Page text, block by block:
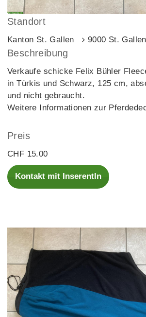
Standort
Kanton St. Gallen 9000 St. Gallen
Beschreibung
Verkaufe schicke Felix Bühler
in Türkis und Schwarz, 125 cm,
und nicht gebraucht.
Weitere Informationen zur
Preis
CHF 15.00
Kontakt mit InserentIn